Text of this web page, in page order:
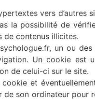
vers d’autres
la possibilité de
de contenus illicites.
un ou
Un cookie est
de celui-ci sur le site.
et
son ordinateur pour